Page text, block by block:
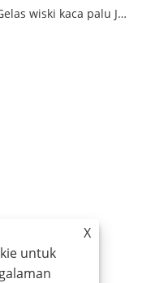
Gelas wiski kaca palu Jepang
X
untuk